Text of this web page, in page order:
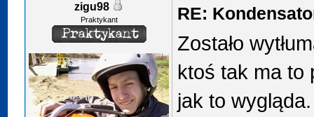
zigu98
Praktykant RE:
Zostało
ktoś tak ma to
jak to